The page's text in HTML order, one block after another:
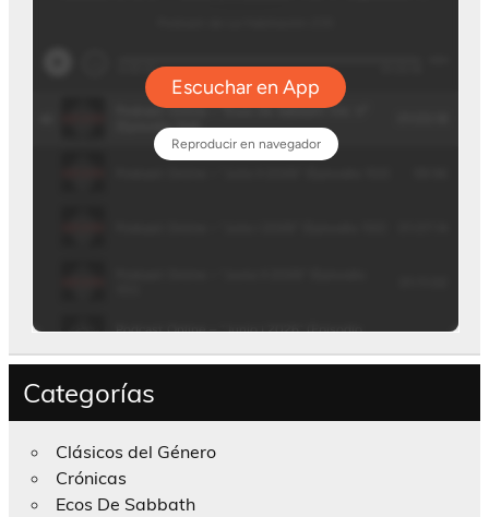
Categorías
Clásicos del Género
Crónicas
Ecos De Sabbath